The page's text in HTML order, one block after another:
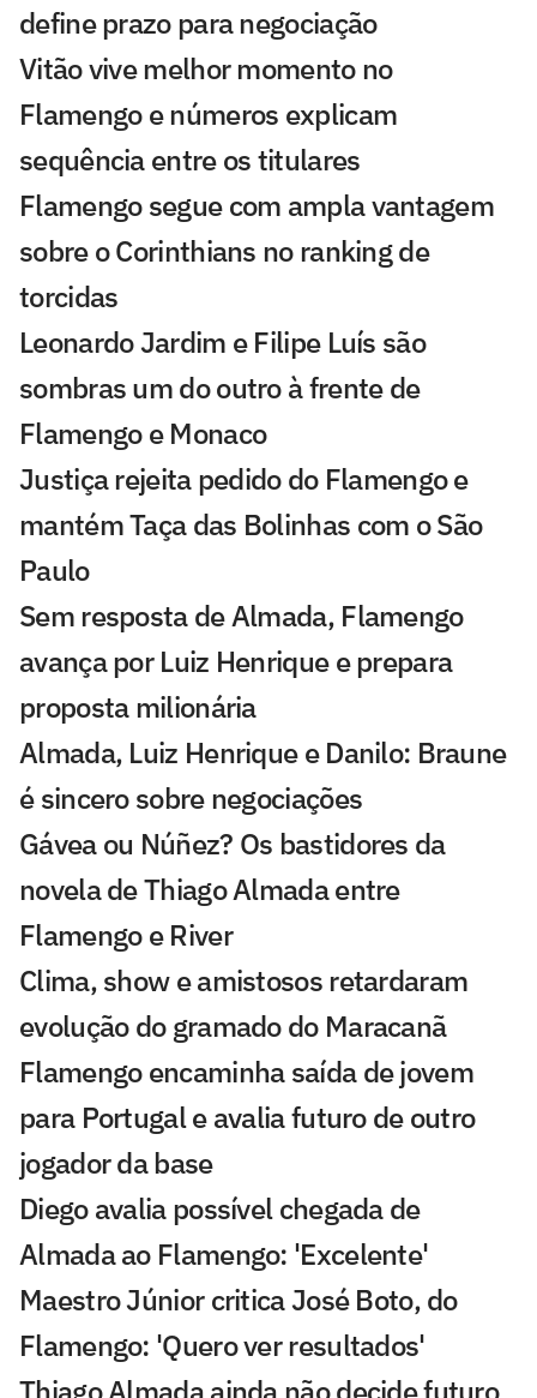
define prazo para negociação
Vitão vive melhor momento no
Flamengo e números explicam
sequência entre os titulares
Flamengo segue com ampla vantagem
sobre o Corinthians no ranking de
torcidas
Leonardo Jardim e Filipe Luís são
sombras um do outro à frente de
Flamengo e Monaco
Justiça rejeita pedido do Flamengo e
mantém Taça das Bolinhas com o São
Paulo
Sem resposta de Almada, Flamengo
avança por Luiz Henrique e prepara
proposta milionária
Almada, Luiz Henrique e Danilo: Braune
é sincero sobre negociações
Gávea ou Núñez? Os bastidores da
novela de Thiago Almada entre
Flamengo e River
Clima, show e amistosos retardaram
evolução do gramado do Maracanã
Flamengo encaminha saída de jovem
para Portugal e avalia futuro de outro
jogador da base
Diego avalia possível chegada de
Almada ao Flamengo: 'Excelente'
Maestro Júnior critica José Boto, do
Flamengo: 'Quero ver resultados'